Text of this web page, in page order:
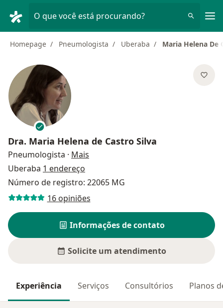
O que você está procurando?
Homepage Pneumologista Uberaba Maria Helena De
Dra. Maria Helena de Castro Silva
Pneumologista · Mais
Uberaba 1 endereço
Número de registro: 22065 MG
16 opiniões
Informações de contato
Solicite um atendimento
Experiência Serviços Consultórios Planos